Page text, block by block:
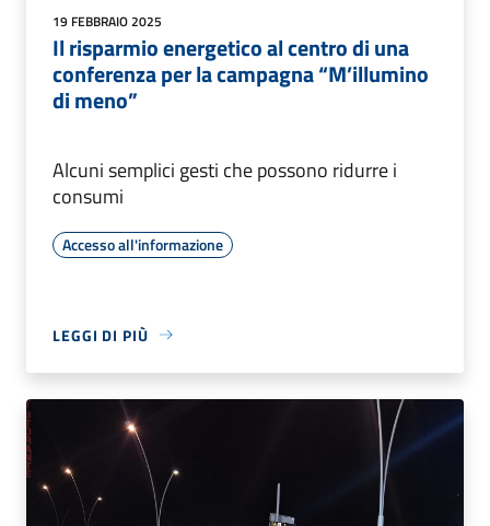
19 FEBBRAIO 2025
Il risparmio energetico al centro di una
conferenza per la campagna “M’illumino
di meno”
Alcuni semplici gesti che possono ridurre i
consumi
Accesso all'informazione
LEGGI DI PIÙ